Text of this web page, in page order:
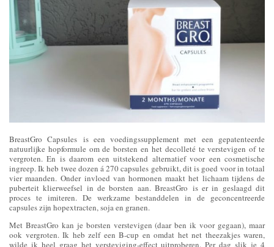
BreastGro Capsules is een voedingssupplement met een gepatenteerde
natuurlijke hopformule om de borsten en het decolleté te verstevigen of te
vergroten. En is daarom een uitstekend alternatief voor een cosmetische
ingreep. Ik heb twee dozen á 270 capsules gebruikt, dit is goed voor in totaal
vier maanden. Onder invloed van hormonen maakt het lichaam tijdens de
puberteit klierweefsel in de borsten aan. BreastGro is er in geslaagd dit
proces te imiteren. De werkzame bestanddelen in de geconcentreerde
capsules zijn hopextracten, soja en granen.
Met BreastGro kan je borsten verstevigen (daar ben ik voor gegaan), maar
ook vergroten. Ik heb zelf een B-cup en omdat het net theezakjes waren,